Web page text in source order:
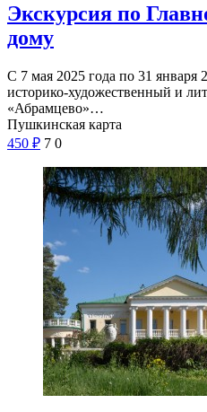
Экскурсия по
дому
С 7 мая 2025 года по 31 января
историко-художественный и
«Абрамцево»…
Пушкинская карта
450 ₽ 7 0